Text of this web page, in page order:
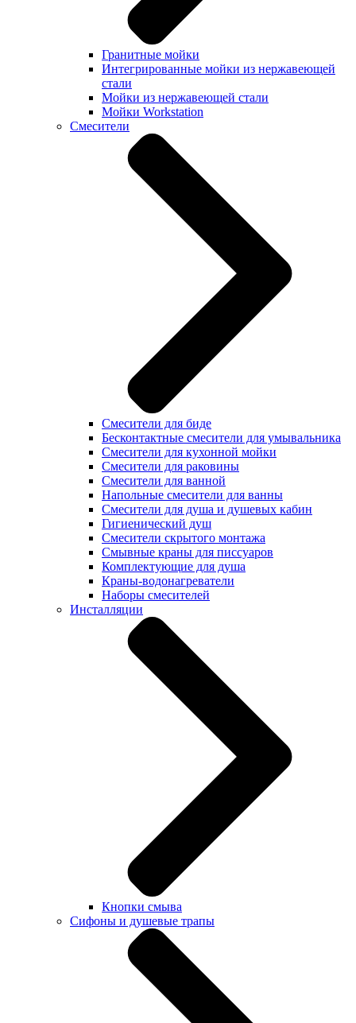
Гранитные мойки
Интегрированные мойки из нержавеющей
стали
Мойки из нержавеющей стали
Мойки Workstation
Смесители
Смесители для биде
Бесконтактные смесители для умывальника
Смесители для кухонной мойки
Смесители для раковины
Смесители для ванной
Напольные смесители для ванны
Смесители для душа и душевых кабин
Гигиенический душ
Смесители скрытого монтажа
Смывные краны для писсуаров
Комплектующие для душа
Краны-водонагреватели
Наборы смесителей
Инсталляции
Кнопки смыва
Сифоны и душевые трапы